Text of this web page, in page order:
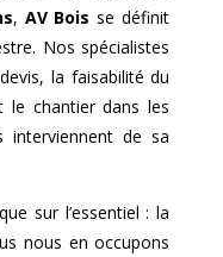
, AV Bois se définit
Nos spécialistes
la faisabilité du
le chantier dans les
de sa
sur l’essentiel : la
nous en occupons